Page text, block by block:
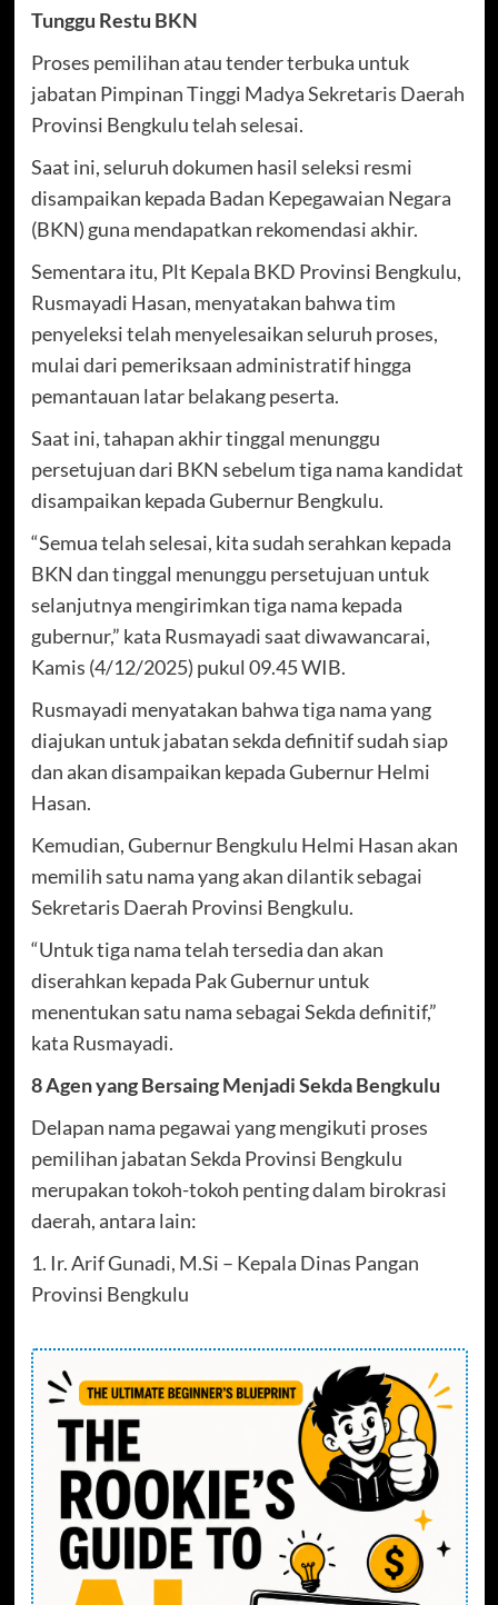
Tunggu Restu BKN
Proses pemilihan atau tender terbuka untuk
jabatan Pimpinan Tinggi Madya Sekretaris Daerah
Provinsi Bengkulu telah selesai.
Saat ini, seluruh dokumen hasil seleksi resmi
disampaikan kepada Badan Kepegawaian Negara
(BKN) guna mendapatkan rekomendasi akhir.
Sementara itu, Plt Kepala BKD Provinsi Bengkulu,
Rusmayadi Hasan, menyatakan bahwa tim
penyeleksi telah menyelesaikan seluruh proses,
mulai dari pemeriksaan administratif hingga
pemantauan latar belakang peserta.
Saat ini, tahapan akhir tinggal menunggu
persetujuan dari BKN sebelum tiga nama kandidat
disampaikan kepada Gubernur Bengkulu.
“Semua telah selesai, kita sudah serahkan kepada
BKN dan tinggal menunggu persetujuan untuk
selanjutnya mengirimkan tiga nama kepada
gubernur,” kata Rusmayadi saat diwawancarai,
Kamis (4/12/2025) pukul 09.45 WIB.
Rusmayadi menyatakan bahwa tiga nama yang
diajukan untuk jabatan sekda definitif sudah siap
dan akan disampaikan kepada Gubernur Helmi
Hasan.
Kemudian, Gubernur Bengkulu Helmi Hasan akan
memilih satu nama yang akan dilantik sebagai
Sekretaris Daerah Provinsi Bengkulu.
“Untuk tiga nama telah tersedia dan akan
diserahkan kepada Pak Gubernur untuk
menentukan satu nama sebagai Sekda definitif,”
kata Rusmayadi.
8 Agen yang Bersaing Menjadi Sekda Bengkulu
Delapan nama pegawai yang mengikuti proses
pemilihan jabatan Sekda Provinsi Bengkulu
merupakan tokoh-tokoh penting dalam birokrasi
daerah, antara lain:
1. Ir. Arif Gunadi, M.Si – Kepala Dinas Pangan
Provinsi Bengkulu